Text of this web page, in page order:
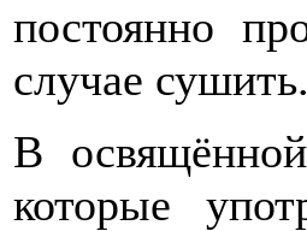
постоянно
случае сушить.
В
которые